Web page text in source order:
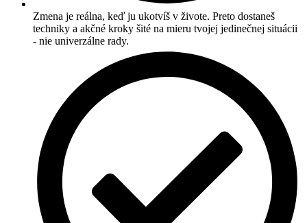
Zmena je reálna, keď ju ukotvíš v živote. Preto dostaneš
techniky a akčné kroky šité na mieru tvojej jedinečnej situácii
- nie univerzálne rady.